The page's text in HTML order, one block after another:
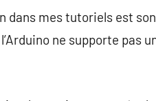
dans mes tutoriels est
ne supporte pas